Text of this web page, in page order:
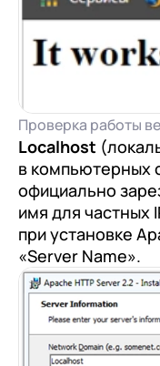
Проверка работы
Localhost
в компьютерных
официально
имя для частных
при установке
«Server Name».